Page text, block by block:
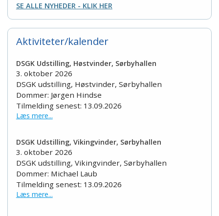
SE ALLE NYHEDER - KLIK HER
Aktiviteter/kalender
DSGK Udstilling, Høstvinder, Sørbyhallen
3. oktober 2026
DSGK udstilling, Høstvinder, Sørbyhallen
Dommer: Jørgen Hindse
Tilmelding senest: 13.09.2026
Læs mere...
DSGK Udstilling, Vikingvinder, Sørbyhallen
3. oktober 2026
DSGK udstilling, Vikingvinder, Sørbyhallen
Dommer: Michael Laub
Tilmelding senest: 13.09.2026
Læs mere...